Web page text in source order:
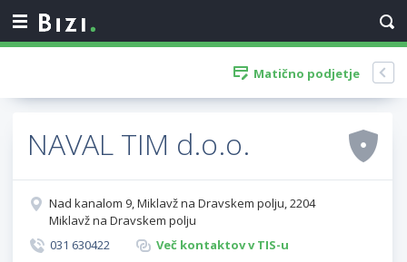
Matično podjetje
NAVAL TIM d.o.o.
Nad kanalom 9, Miklavž na Dravskem polju, 2204
Miklavž na Dravskem polju
031 630422
Več kontaktov v TIS-u